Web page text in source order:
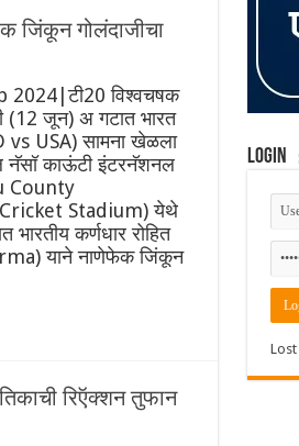
जिंकून गोलंदाजीचा
2024|टी20 विश्वचषक
(12 जून) अ गटात भारत
vs USA) सामना खेळला
‌नॅसॉ काऊंटी इंटरनॅशनल
County
Stadium) येथे
भारतीय कर्णधार रोहित
याने नाणेफेक जिंकून
रिऍक्शन तुफान
Login